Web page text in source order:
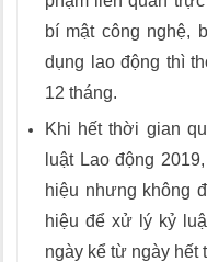
bí mật công nghệ,
dụng lao động thì
12 tháng.
Khi hết thời gian
luật Lao động
hiệu nhưng không
hiệu để xử lý kỷ
ngày kể từ ngày hết